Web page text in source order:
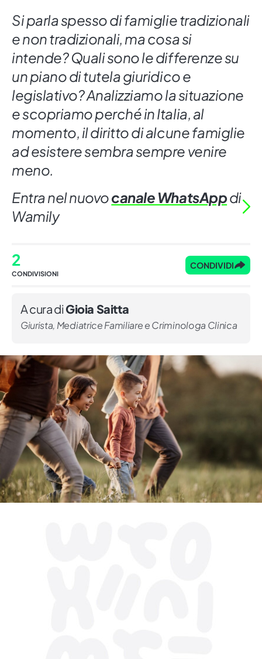
Si parla spesso di famiglie tradizionali
e non tradizionali, ma cosa si
intende? Quali sono le differenze su
un piano di tutela giuridico e
legislativo? Analizziamo la situazione
e scopriamo perché in Italia, al
momento, il diritto di alcune famiglie
ad esistere sembra sempre venire
meno.
Entra nel nuovocanale WhatsAppdi
Wamily
2
CONDIVISIONI
CONDIVIDI
A cura di Gioia Saitta
Giurista, Mediatrice Familiare e Criminologa Clinica